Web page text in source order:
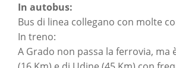
In autobus:
Bus di linea collegano con molte
In treno:
A Grado non passa la ferrovia, ma